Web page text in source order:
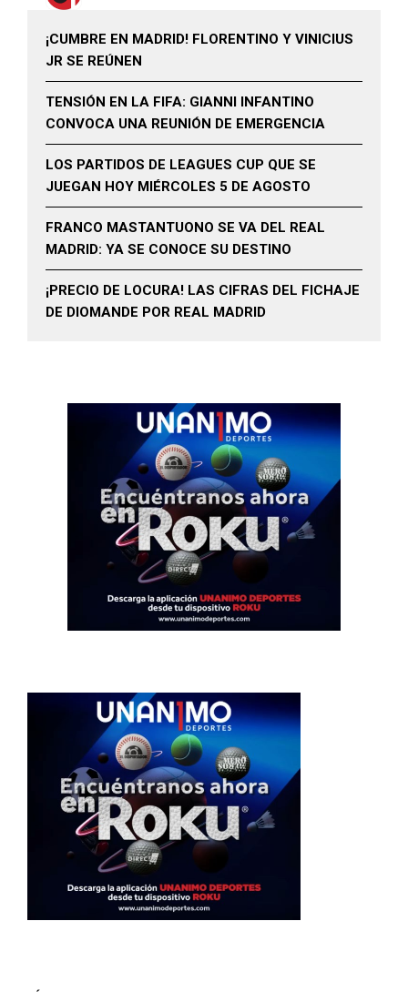
¡CUMBRE EN MADRID! FLORENTINO Y VINICIUS
JR SE REÚNEN
TENSIÓN EN LA FIFA: GIANNI INFANTINO
CONVOCA UNA REUNIÓN DE EMERGENCIA
LOS PARTIDOS DE LEAGUES CUP QUE SE
JUEGAN HOY MIÉRCOLES 5 DE AGOSTO
FRANCO MASTANTUONO SE VA DEL REAL
MADRID: YA SE CONOCE SU DESTINO
¡PRECIO DE LOCURA! LAS CIFRAS DEL FICHAJE
DE DIOMANDE POR REAL MADRID